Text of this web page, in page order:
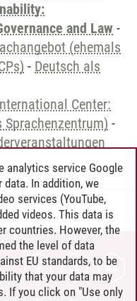
and Law -
(ehemals
- Deutsch als
Center:
-
analytics service Google
In addition, we
services (YouTube,
videos. This data is
countries. However, the
the level of data
EU standards, to be
that your data may
If you click on "Use only